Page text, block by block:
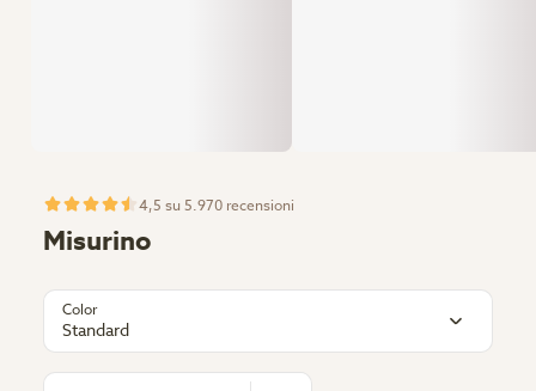
4,5 su 5.970 recensioni
Misurino
Color
Standard